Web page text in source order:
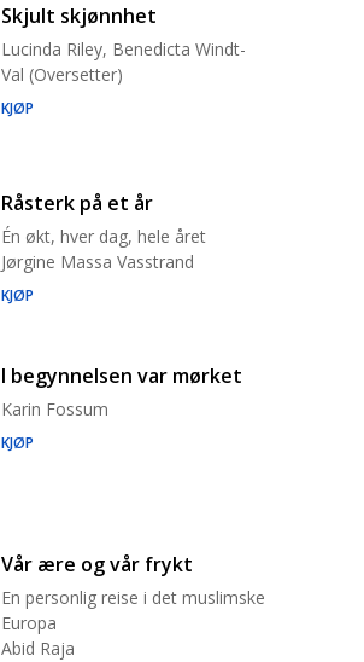
Skjult skjønnhet
Lucinda Riley, Benedicta Windt-
Val (Oversetter)
KJØP
Råsterk på et år
Én økt, hver dag, hele året
Jørgine Massa Vasstrand
KJØP
I begynnelsen var mørket
Karin Fossum
KJØP
Vår ære og vår frykt
En personlig reise i det muslimske
Europa
Abid Raja